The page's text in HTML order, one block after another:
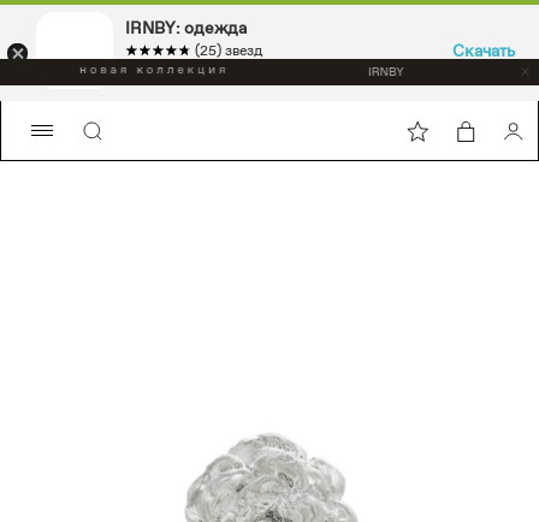
IRNBY: одежда
☆☆☆☆☆
★★★★★ (25) звезд
Sport & casual, аксессуары
Скачать